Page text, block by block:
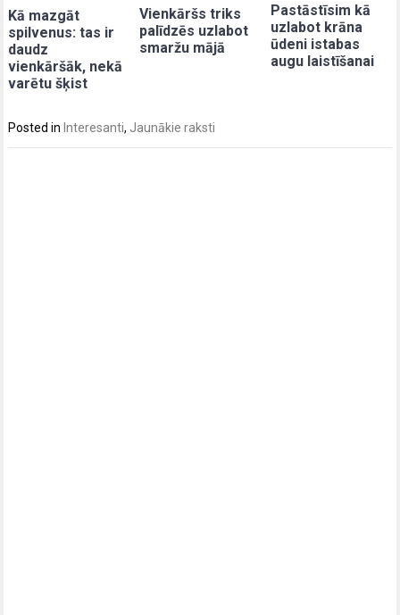
Kā mazgāt
spilvenus: tas ir
daudz
vienkāršāk, nekā
varētu šķist
Vienkāršs triks
palīdzēs uzlabot
smaržu mājā
Pastāstīsim kā
uzlabot krāna
ūdeni istabas
augu laistīšanai
Posted inInteresanti, Jaunākie raksti